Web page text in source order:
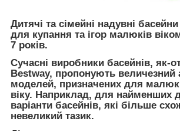
Дитячі та сімейні надувні
для купання та ігор малюків
7 років.
Сучасні виробники басейнів, як-
Bestway, пропонують величезний
моделей, призначених для
віку. Наприклад, для найменших
варіанти басейнів, які більше
невеликий тазик.